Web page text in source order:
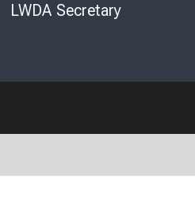
LWDA Secretary